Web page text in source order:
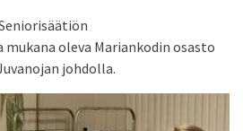
oleva Mariankodin osasto
johdolla.